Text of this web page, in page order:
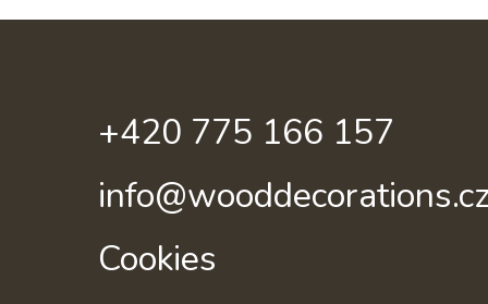
+420 775 166 157
Cookies